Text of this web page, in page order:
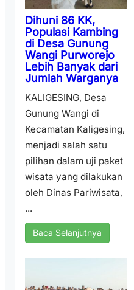
Dihuni 86 KK,
Populasi Kambing
di Desa Gunung
Wangi Purworejo
Lebih Banyak dari
Jumlah Warganya
KALIGESING, Desa
Gunung Wangi di
Kecamatan Kaligesing,
menjadi salah satu
pilihan dalam uji paket
wisata yang dilakukan
oleh Dinas Pariwisata,
...
Baca Selanjutnya